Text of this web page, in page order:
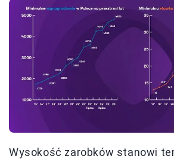
Wysokość zarobków stanowi